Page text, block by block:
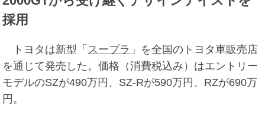
採用
トヨタは新型「 スープラ 」を全国のトヨタ車販売店
を通じて発売した。価格（消費税込み）はエントリー
モデルのSZが490万円、SZ-Rが590万円、RZが690万
円。